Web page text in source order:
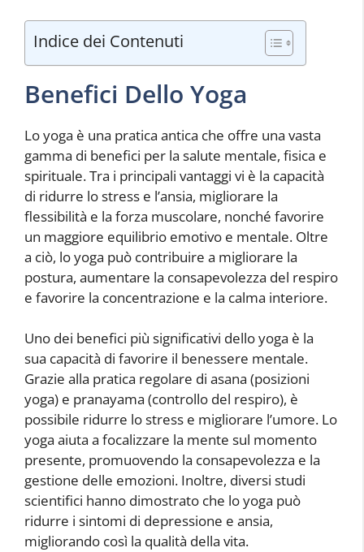
Indice dei Contenuti
Benefici Dello Yoga
Lo yoga è una pratica antica che offre una vasta
gamma di benefici per la salute mentale, fisica e
spirituale. Tra i principali vantaggi vi è la capacità
di ridurre lo stress e l’ansia, migliorare la
flessibilità e la forza muscolare, nonché favorire
un maggiore equilibrio emotivo e mentale. Oltre
a ciò, lo yoga può contribuire a migliorare la
postura, aumentare la consapevolezza del respiro
e favorire la concentrazione e la calma interiore.
Uno dei benefici più significativi dello yoga è la
sua capacità di favorire il benessere mentale.
Grazie alla pratica regolare di asana (posizioni
yoga) e pranayama (controllo del respiro), è
possibile ridurre lo stress e migliorare l’umore. Lo
yoga aiuta a focalizzare la mente sul momento
presente, promuovendo la consapevolezza e la
gestione delle emozioni. Inoltre, diversi studi
scientifici hanno dimostrato che lo yoga può
ridurre i sintomi di depressione e ansia,
migliorando così la qualità della vita.